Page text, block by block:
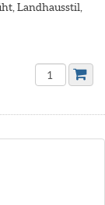
Landhausstil,